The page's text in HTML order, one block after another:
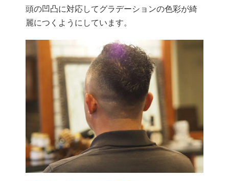
頭の凹凸に対応してグラデーションの色彩が綺
麗につくようにしています。